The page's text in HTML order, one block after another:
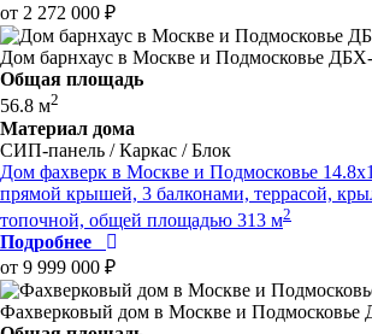
от 2 272 000 ₽
Дом барнхаус в Москве и Подмосковье
Общая площадь
56.8 м2
Материал дома
СИП-панель / Каркас / Блок
Дом фахверк в Москве и Подмосковье
прямой крышей, 3 балконами, террасой,
топочной, общей площадью 313 м2
Подробнее
от 9 999 000 ₽
Фахверковый дом в Москве и Подмосковье